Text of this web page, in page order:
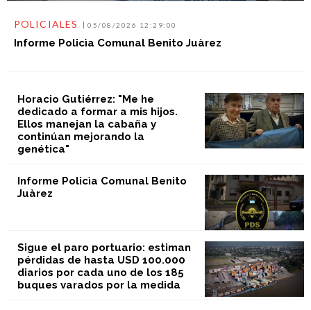
POLICIALES 05/08/2026 12:29:00
Informe Policìa Comunal Benito Juàrez
Horacio Gutiérrez: "Me he
dedicado a formar a mis hijos.
Ellos manejan la cabaña y
continúan mejorando la
genética"
Informe Policìa Comunal Benito
Juàrez
Sigue el paro portuario: estiman
pérdidas de hasta USD 100.000
diarios por cada uno de los 185
buques varados por la medida